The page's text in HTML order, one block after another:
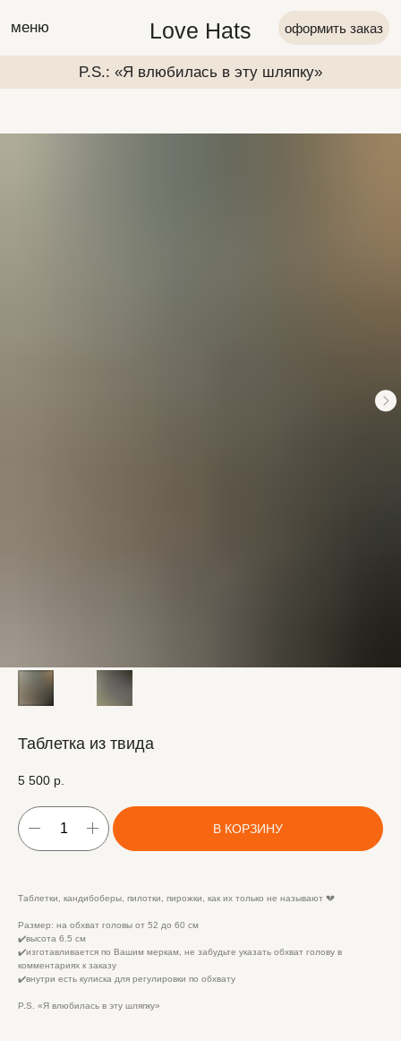
Love Hats
меню оформить заказ
P.S.: «Я влюбилась в эту шляпку» P.S.: «Я
Таблетка из твида
5 500 р.
В КОРЗИНУ
Таблетки, кандибоберы, пилотки, пирожки, как их только не называют 💔
Размер: на обхват головы от 52 до 60 см
✔️высота 6.5 см
✔️изготавливается по Вашим меркам, не забудьте указать обхват голову в
комментариях к заказу
✔️внутри есть кулиска для регулировки по обхвату
P.S. «Я влюбилась в эту шляпку»